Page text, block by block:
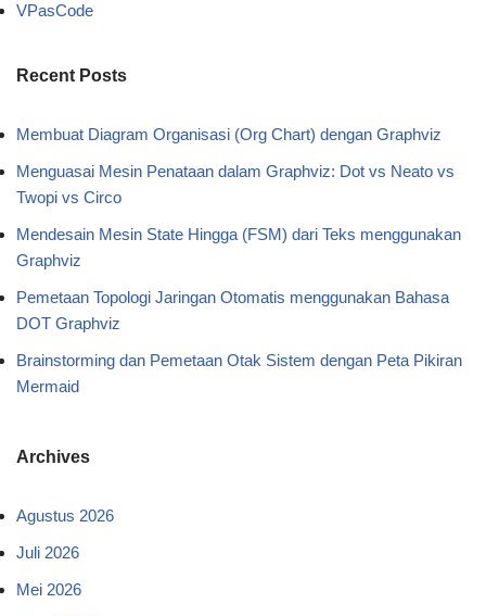
VPasCode
Recent Posts
Membuat Diagram Organisasi (Org Chart) dengan Graphviz
Menguasai Mesin Penataan dalam Graphviz: Dot vs Neato vs
Twopi vs Circo
Mendesain Mesin State Hingga (FSM) dari Teks menggunakan
Graphviz
Pemetaan Topologi Jaringan Otomatis menggunakan Bahasa
DOT Graphviz
Brainstorming dan Pemetaan Otak Sistem dengan Peta Pikiran
Mermaid
Archives
Agustus 2026
Juli 2026
Mei 2026